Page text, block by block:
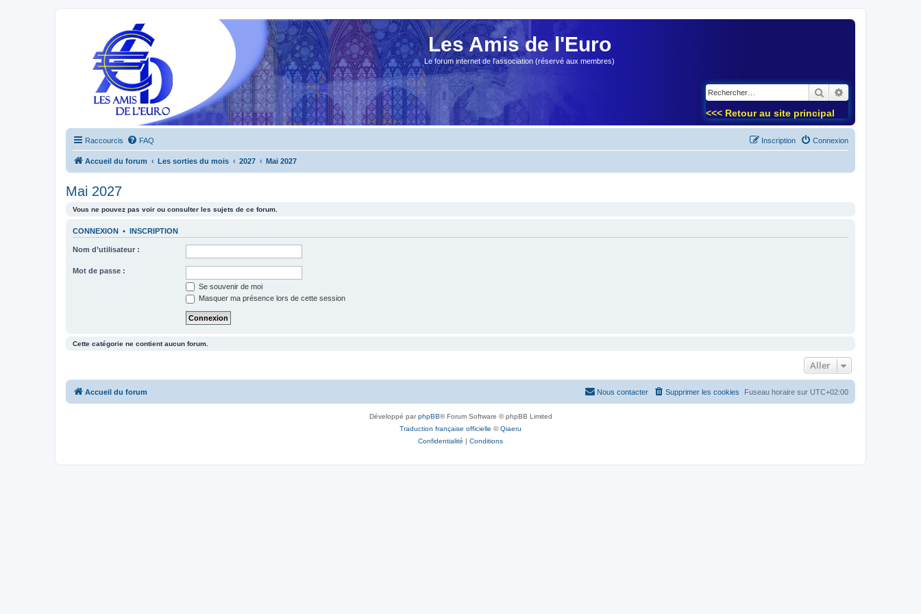
Les Amis de l'Euro
Le forum internet de l'association (réservé aux membres)
Rechercher
<<< Retour au site principal
Raccourcis FAQ Connexion
Inscription
Accueil du forum Les sorties du mois 2027 Mai 2027
Mai 2027
Vous ne pouvez pas voir ou consulter les sujets de ce forum.
CONNEXION • INSCRIPTION
Nom d’utilisateur :
Mot de passe :
Se souvenir de moi
Masquer ma présence lors de cette session
Cette catégorie ne contient aucun forum.
Aller
Accueil du forum Fuseau horaire sur UTC+02:00
Supprimer les cookies
Nous contacter
Développé parphpBB® Forum Software © phpBB Limited
Traduction française officielle ©Qiaeru
Confidentialité | Conditions